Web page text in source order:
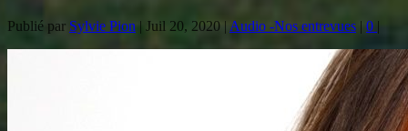
Publié par Sylvie Pion | Juil 20, 2020 | Audio -Nos entrevues | 0 |